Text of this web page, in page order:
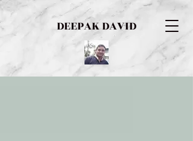
DEEPAK DAVID